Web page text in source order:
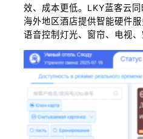
效、成本更低。LKY蓝客云
海外地区酒店提供智能硬件
语音控制灯光、窗帘、电视、